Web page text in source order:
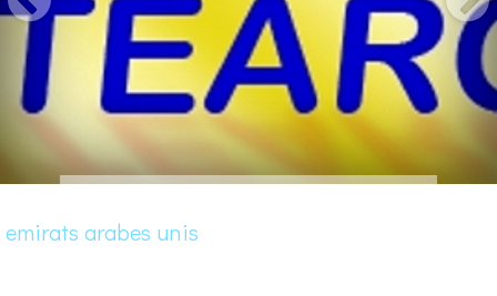
emirats arabes unis